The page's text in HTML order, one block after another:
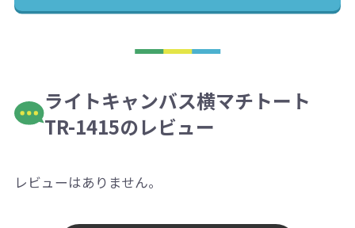
ライトキャンバス横マチトート
TR-1415のレビュー
レビューはありません。